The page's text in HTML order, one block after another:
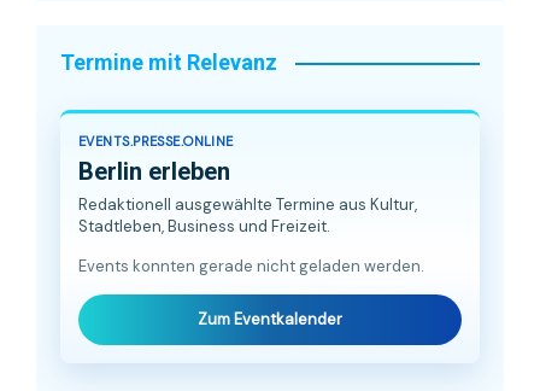
Termine mit Relevanz
EVENTS.PRESSE.ONLINE
Berlin erleben
Redaktionell ausgewählte Termine aus Kultur,
Stadtleben, Business und Freizeit.
Events konnten gerade nicht geladen werden.
Zum Eventkalender